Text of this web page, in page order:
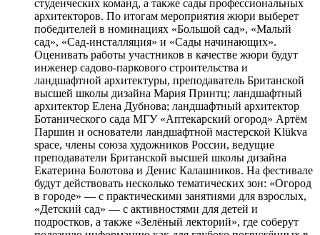
студенческих команд, а также сады профессиональных
архитекторов. По итогам мероприятия жюри выберет
победителей в номинациях «Большой сад», «Малый
сад», «Сад-инсталляция» и «Сады начинающих».
Оценивать работы участников в качестве жюри будут
инженер садово-паркового строительства и
ландшафтной архитектуры, преподаватель Британской
высшей школы дизайна Мария Принтц; ландшафтный
архитектор Елена Дубнова; ландшафтный архитектор
Ботанического сада МГУ «Аптекарский огород» Артём
Паршин и основатели ландшафтной мастерской Klükva
space, члены союза художников России, ведущие
преподаватели Британской высшей школы дизайна
Екатерина Болотова и Денис Калашников. На фестивале
будут действовать несколько тематических зон: «Огород
в городе» — с практическими занятиями для взрослых,
«Детский сад» — с активностями для детей и
подростков, а также «Зелёный лекторий», где соберут